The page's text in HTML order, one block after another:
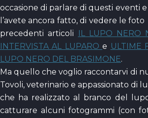
occasione di parlare di questi eventi e
l’avete ancora fatto, di vedere le
precedenti articoli
IL LUPO NERO
INTERVISTA AL LUPAROe ULTIME
LUPO NERO DEL BRASIMONE.
Ma quello che voglio raccontarvi di
Tovoli, veterinario e appassionato di
che ha realizzato al branco del
catturare alcuni fotogrammi (con